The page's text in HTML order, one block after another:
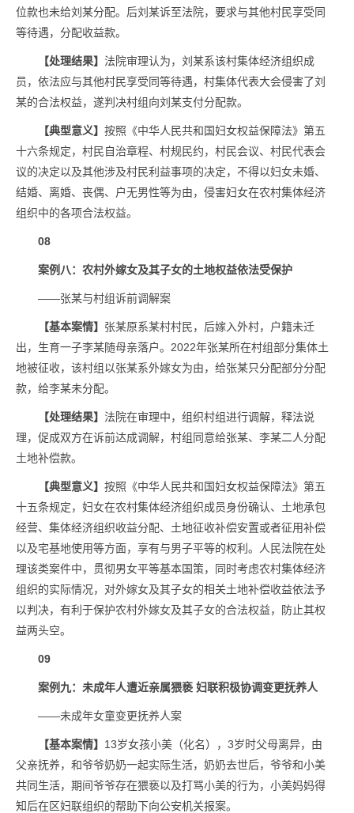
位款也未给刘某分配。后刘某诉至法院，要求与其他村民享受同
等待遇，分配收益款。
【处理结果】 法院审理认为，刘某系该村集体经济组织成
员，依法应与其他村民享受同等待遇，村集体代表大会侵害了刘
某的合法权益，遂判决村组向刘某支付分配款。
【典型意义】 按照《中华人民共和国妇女权益保障法》第五
十六条规定，村民自治章程、村规民约，村民会议、村民代表会
议的决定以及其他涉及村民利益事项的决定，不得以妇女未婚、
结婚、离婚、丧偶、户无男性等为由，侵害妇女在农村集体经济
组织中的各项合法权益。
08
案例八：农村外嫁女及其子女的土地权益依法受保护
——张某与村组诉前调解案
【基本案情】 张某原系某村村民，后嫁入外村，户籍未迁
出，生育一子李某随母亲落户。2022年张某所在村组部分集体土
地被征收，该村组以张某系外嫁女为由，给张某只分配部分分配
款，给李某未分配。
【处理结果】 法院在审理中，组织村组进行调解，释法说
理，促成双方在诉前达成调解，村组同意给张某、李某二人分配
土地补偿款。
【典型意义】 按照《中华人民共和国妇女权益保障法》第五
十五条规定，妇女在农村集体经济组织成员身份确认、土地承包
经营、集体经济组织收益分配、土地征收补偿安置或者征用补偿
以及宅基地使用等方面，享有与男子平等的权利。人民法院在处
理该类案件中，贯彻男女平等基本国策，同时考虑农村集体经济
组织的实际情况，对外嫁女及其子女的相关土地补偿收益依法予
以判决，有利于保护农村外嫁女及其子女的合法权益，防止其权
益两头空。
09
案例九：未成年人遭近亲属猥亵 妇联积极协调变更抚养人
——未成年女童变更抚养人案
【基本案情】 13岁女孩小美（化名），3岁时父母离异，由
父亲抚养，和爷爷奶奶一起实际生活，奶奶去世后，爷爷和小美
共同生活，期间爷爷存在猥亵以及打骂小美的行为，小美妈妈得
知后在区妇联组织的帮助下向公安机关报案。